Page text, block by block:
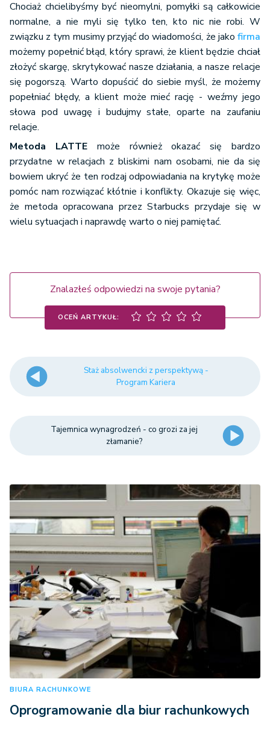
Chociaż chcielibyśmy być nieomylni, pomyłki są całkowicie
normalne, a nie myli się tylko ten, kto nic nie robi. W
związku z tym musimy przyjąć do wiadomości, że jako firma
możemy popełnić błąd, który sprawi, że klient będzie chciał
złożyć skargę, skrytykować nasze działania, a nasze relacje
się pogorszą. Warto dopuścić do siebie myśl, że możemy
popełniać błędy, a klient może mieć rację - weźmy jego
słowa pod uwagę i budujmy stałe, oparte na zaufaniu
relacje.
Metoda LATTEmoże również okazać się bardzo
przydatne w relacjach z bliskimi nam osobami, nie da się
bowiem ukryć że ten rodzaj odpowiadania na krytykę może
pomóc nam rozwiązać kłótnie i konflikty. Okazuje się więc,
że metoda opracowana przez Starbucks przydaje się w
wielu sytuacjach i naprawdę warto o niej pamiętać.
Znalazłeś odpowiedzi na swoje pytania?
OCEŃ ARTYKUŁ:
Staż absolwencki z perspektywą -
Program Kariera
Tajemnica wynagrodzeń - co grozi za jej
złamanie?
BIURA RACHUNKOWE
Oprogramowanie dla biur rachunkowych